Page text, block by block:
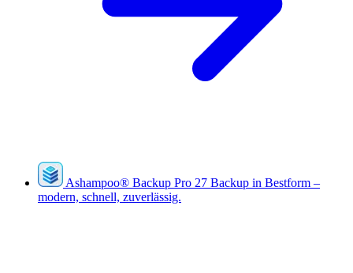
Ashampoo® Backup Pro 27 Backup in Bestform –
modern, schnell, zuverlässig.